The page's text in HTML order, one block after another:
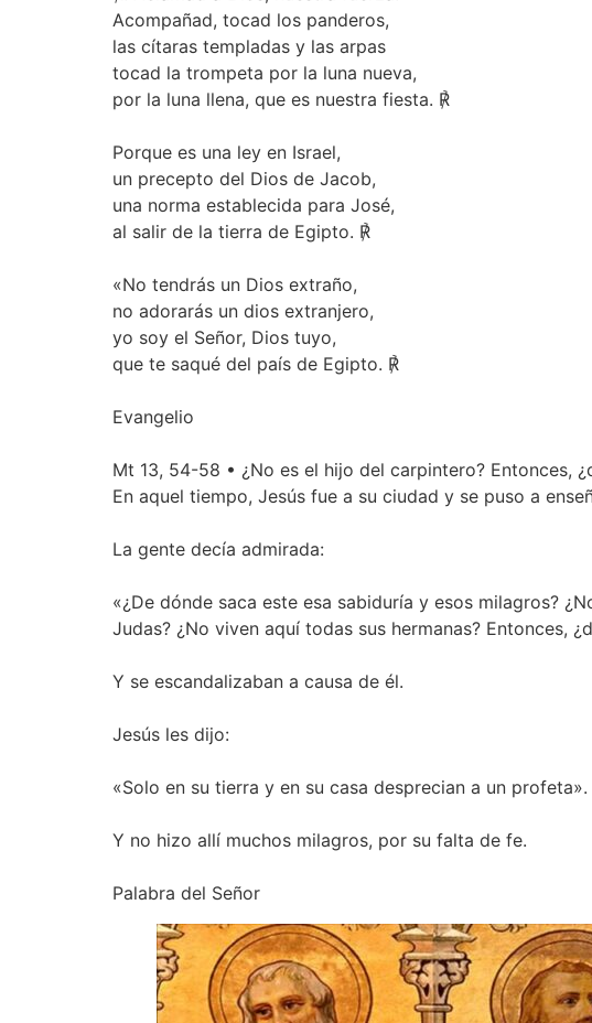
Acompañad, tocad los panderos,
las cítaras templadas y las arpas
tocad la trompeta por la luna nueva,
por la luna llena, que es nuestra fiesta. ℟
Porque es una ley en Israel,
un precepto del Dios de Jacob,
una norma establecida para José,
al salir de la tierra de Egipto. ℟
«No tendrás un Dios extraño,
no adorarás un dios extranjero,
yo soy el Señor, Dios tuyo,
que te saqué del país de Egipto. ℟
Evangelio
Mt 13, 54-58 • ¿No es el hijo del carpintero? Entonces,
En aquel tiempo, Jesús fue a su ciudad y se puso a
La gente decía admirada:
«¿De dónde saca este esa sabiduría y esos milagros?
Judas? ¿No viven aquí todas sus hermanas? Entonces,
Y se escandalizaban a causa de él.
Jesús les dijo:
«Solo en su tierra y en su casa desprecian a un profeta».
Y no hizo allí muchos milagros, por su falta de fe.
Palabra del Señor